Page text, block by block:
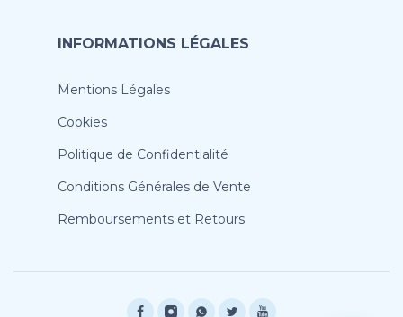
INFORMATIONS LÉGALES
Mentions Légales
Cookies
Politique de Confidentialité
Conditions Générales de Vente
Remboursements et Retours